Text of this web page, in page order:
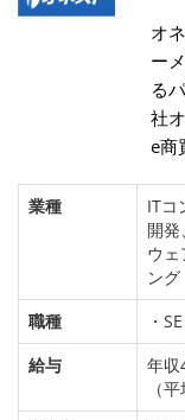
オ
ー
る
社
e商
業種
ITコ
開発
ウェ
ング
職種
・
給与
年収
（